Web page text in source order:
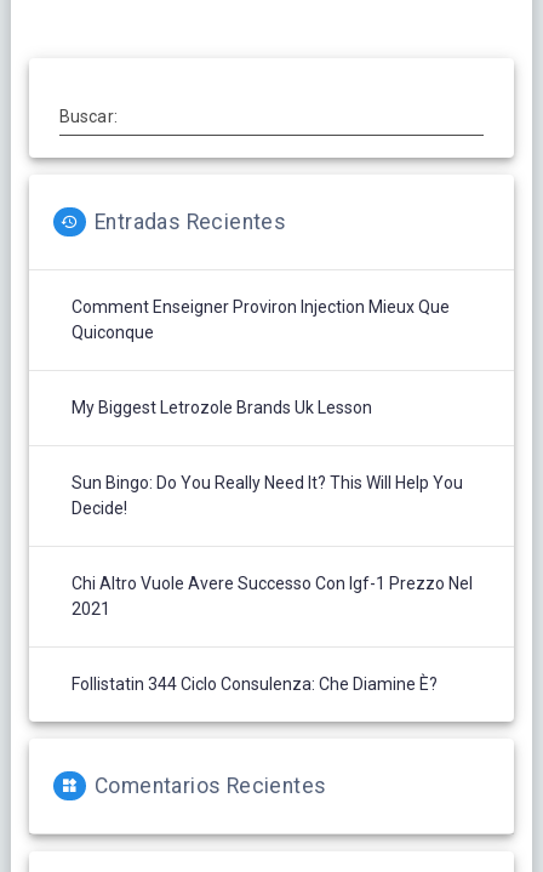
Buscar:
Entradas Recientes
Comment Enseigner Proviron Injection Mieux Que
Quiconque
My Biggest Letrozole Brands Uk Lesson
Sun Bingo: Do You Really Need It? This Will Help You
Decide!
Chi Altro Vuole Avere Successo Con Igf-1 Prezzo Nel
2021
Follistatin 344 Ciclo Consulenza: Che Diamine È?
Comentarios Recientes